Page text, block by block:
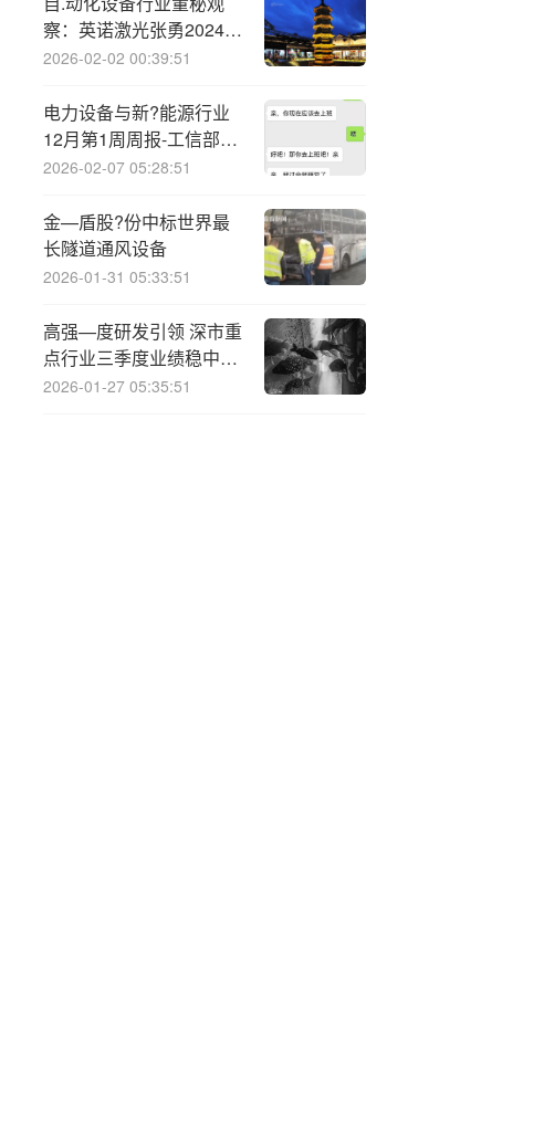
察：英诺激光张勇2024年
薪酬高达105万元 较前一
2026-02-02 00:39:51
电力设备与新?能源行业
12月第1周周报-工信部推
进电池行业“反内卷”，中
2026-02-07 05:28:51
金—盾股?份中标世界最
长隧道通风设备
2026-01-31 05:33:51
高强—度研发引领 深市重
点行业三季度业绩稳中向
好
2026-01-27 05:35:51